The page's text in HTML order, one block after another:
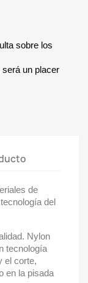
sobre los
un placer
de
del
Nylon
tecnología
el corte,
en la pisada